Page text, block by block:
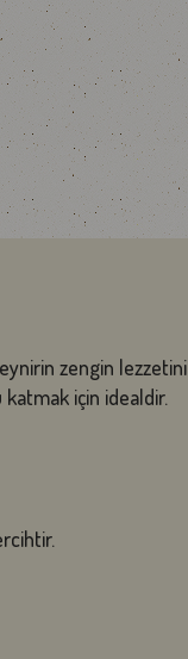
zengin lezzetini
için idealdir.